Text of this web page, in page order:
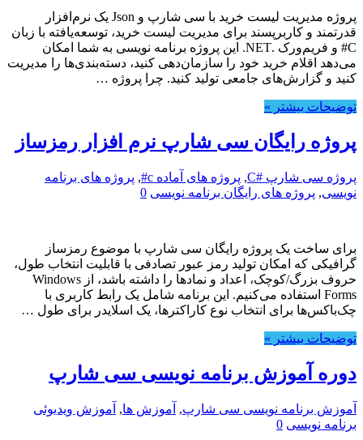
پروژه مدیریت لیست خرید با سی شارپ و Json یک نرم‌افزار
قدرتمند و کاربرپسند برای مدیریت لیست خرید، توسعه‌یافته با زبان
C# و فریم‌ورک .NET. این پروژه برنامه نویسی به شما امکان
می‌دهد اقلام خرید خود را سازمان‌دهی کنید، دسته‌بندی‌ها را مدیریت
کنید و گزارش‌های جامعی تولید کنید. چرا پروژه …
توضیحات بیشتر »
پروژه رایگان سی شارپ نرم افزار رمزساز
پروژه سی شارپ #C , پروژه های آماده c# , پروژه های برنامه
نویسی, پروژه های رایگان برنامه نویسی 0
برای ساخت یک پروژه رایگان سی شارپ با موضوع رمزساز
گرافیکی که امکان تولید رمز عبور تصادفی با قابلیت انتخاب طول،
حروف بزرگ/کوچک، اعداد و نمادها را داشته باشد، از Windows
Forms استفاده می‌کنیم. این برنامه شامل یک رابط کاربری با
چک‌باکس‌ها برای انتخاب نوع کاراکترها، یک اسلایدر برای طول …
توضیحات بیشتر »
دوره آموزش برنامه نویسی سی شارپ
آموزش برنامه نویسی سی شارپ, آموزش ها, آموزش ویدیوئی
برنامه نویسی 0